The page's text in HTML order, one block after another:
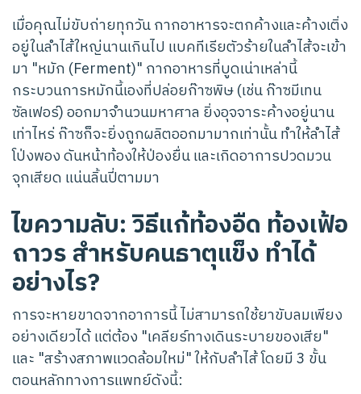
เมื่อคุณไม่ขับถ่ายทุกวัน กากอาหารจะตกค้างและค้างเติ่ง
อยู่ในลำไส้ใหญ่นานเกินไป แบคทีเรียตัวร้ายในลำไส้จะเข้า
มา "หมัก (Ferment)" กากอาหารที่บูดเน่าเหล่านี้
กระบวนการหมักนี้เองที่ปล่อยก๊าซพิษ (เช่น ก๊าซมีเทน
ซัลเฟอร์) ออกมาจำนวนมหาศาล ยิ่งอุจจาระค้างอยู่นาน
เท่าไหร่ ก๊าซก็จะยิ่งถูกผลิตออกมามากเท่านั้น ทำให้ลำไส้
โป่งพอง ดันหน้าท้องให้ป่องยื่น และเกิดอาการปวดมวน
จุกเสียด แน่นลิ้นปี่ตามมา
ไขความลับ: วิธีแก้ท้องอืด ท้องเฟ้อ
ถาวร สำหรับคนธาตุแข็ง ทำได้
อย่างไร?
การจะหายขาดจากอาการนี้ ไม่สามารถใช้ยาขับลมเพียง
อย่างเดียวได้ แต่ต้อง "เคลียร์ทางเดินระบายของเสีย"
และ "สร้างสภาพแวดล้อมใหม่" ให้กับลำไส้ โดยมี 3 ขั้น
ตอนหลักทางการแพทย์ดังนี้: